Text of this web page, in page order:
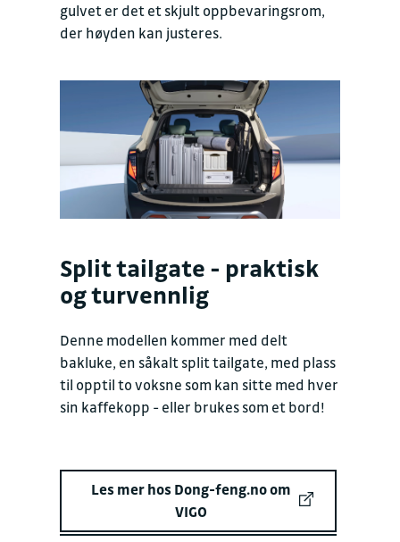
gulvet er det et skjult oppbevaringsrom,
der høyden kan justeres.
Split tailgate - praktisk
og turvennlig
Denne modellen kommer med delt
bakluke, en såkalt split tailgate, med plass
til opptil to voksne som kan sitte med hver
sin kaffekopp - eller brukes som et bord!
Les mer hos Dong-feng.no om
VIGO